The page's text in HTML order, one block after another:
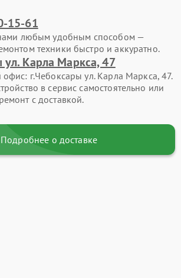
15-61
любым удобным способом —
техники быстро и аккуратно.
ул. Карла Маркса, 47
г.Чебоксары ул. Карла Маркса, 47.
в сервис самостоятельно или
с доставкой.
Подробнее о доставке